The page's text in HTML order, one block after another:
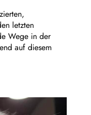
letzten
Wege in der
auf diesem